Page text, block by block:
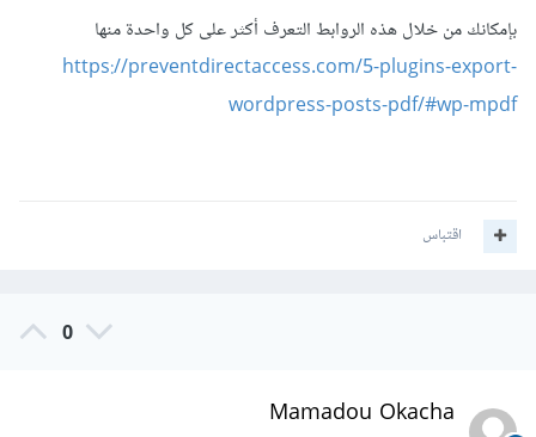
بإمكانك من خلال هذه الروابط التعرف أكثر على كل واحدة منها
https://preventdirectaccess.com/5-plugins-export-
wordpress-posts-pdf/#wp-mpdf
اقتباس
0
Mamadou Okacha